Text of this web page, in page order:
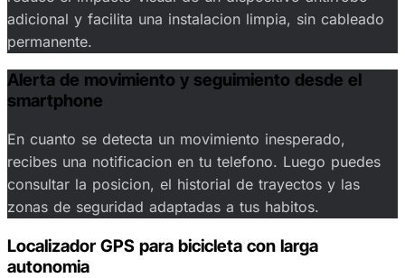
adicional y facilita una instalacion limpia, sin cableado
permanente.
Alerta de movimiento y seguimiento desde el
smartphone
En cuanto se detecta un movimiento inesperado,
recibes una notificacion en tu telefono. Luego puedes
consultar la posicion, el historial de trayectos y las
zonas de seguridad adaptadas a tus habitos.
Localizador GPS para bicicleta con larga
autonomia